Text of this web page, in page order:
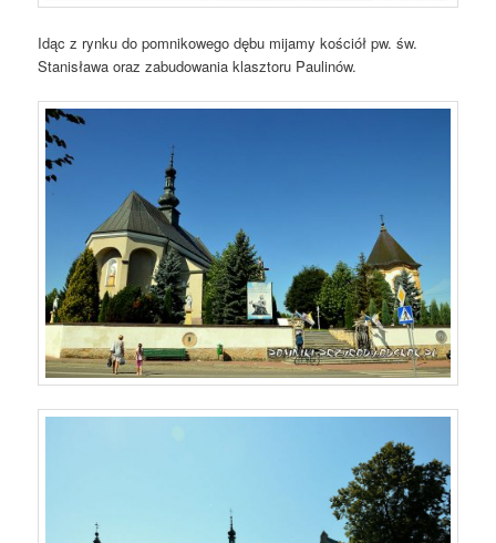
Idąc z rynku do pomnikowego dębu mijamy kościół pw. św.
Stanisława oraz zabudowania klasztoru Paulinów.